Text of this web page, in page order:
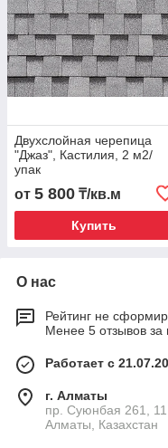
Двухслойная черепица
"Джаз", Кастилия, 2 м2/
упак
от 5 800 ₸/кв.м
Купить
О нас
Рейтинг не
Менее 5 отзывов за
Работает с
г. Алматы
пр. Суюнбая 261, 11
Алматы, Казахстан